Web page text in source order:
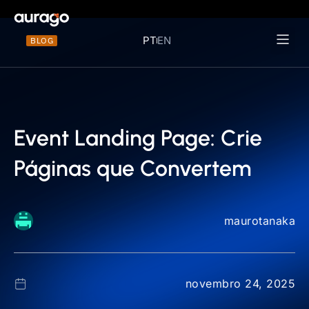
BLOG PTEN
Event Landing Page: Crie
Páginas que Convertem
maurotanaka
novembro 24, 2025